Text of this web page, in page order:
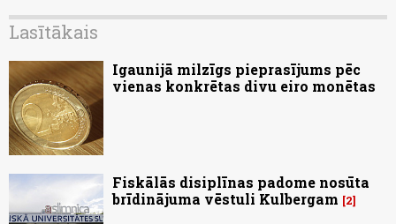
Lasītākais
Igaunijā milzīgs pieprasījums pēc
vienas konkrētas divu eiro monētas
Fiskālās disiplīnas padome nosūta
brīdinājuma vēstuli Kulbergam
2